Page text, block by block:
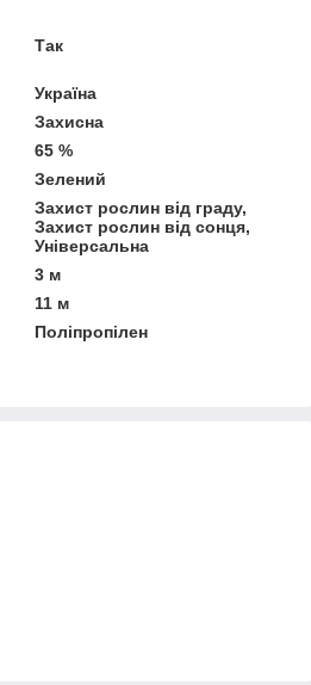
Так
Україна
Захисна
65 %
Зелений
Захист рослин від граду,
Захист рослин від сонця,
Універсальна
3 м
11 м
Поліпропілен